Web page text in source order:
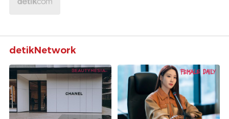
detikNetwork